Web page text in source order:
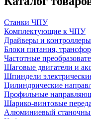
Станки ЧПУ
Комплектующие к ЧПУ
Драйверы и
Блоки питания,
Частотные
Шаговые двигатели и
Шпиндели
Цилиндрические
Профильные
Шарико-винтовые
Алюминиевый